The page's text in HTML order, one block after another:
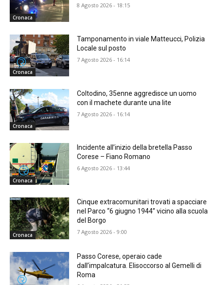
Cronaca
8 Agosto 2026 - 18:15
Cronaca
Tamponamento in viale Matteucci, Polizia
Locale sul posto
7 Agosto 2026 - 16:14
Cronaca
Coltodino, 35enne aggredisce un uomo
con il machete durante una lite
7 Agosto 2026 - 16:14
Cronaca
Incidente all’inizio della bretella Passo
Corese – Fiano Romano
6 Agosto 2026 - 13:44
Cronaca
Cinque extracomunitari trovati a spacciare
nel Parco “6 giugno 1944” vicino alla scuola
del Borgo
7 Agosto 2026 - 9:00
Passo Corese, operaio cade
dall’impalcatura. Elisoccorso al Gemelli di
Roma